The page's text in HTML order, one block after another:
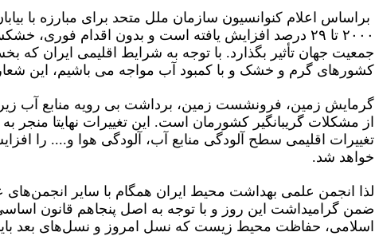
براساس اعلام کنوانسیون سازمان ملل متحد برای مبارزه با
جمعیت جهان تأثیر بگذارد. با توجه به شرایط اقلیمی ایران که
کشورهای گرم و خشک و با کمبود آب مواجه می باشیم، این شعار
گرمایش زمین، فرونشست زمین، برداشت بی رویه منابع آب
از مشکلات گریبانگیر کشورمان است. این تغییرات نهایتا منجر
تغییرات اقلیمی سطح آلودگی منابع آب، آلودگی هوا و.... را
خواهد شد.
لذا انجمن علمی بهداشت محیط ایران همگام با سایر
ضمن گرامیداشت این روز و با توجه به اصل پنجاهم قانون
اسلامی، حفاظت محیط زیست که نسل امروز و نسل‌های بعد